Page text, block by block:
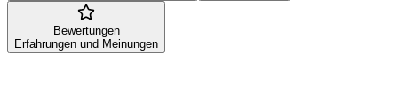
Bewertungen
Erfahrungen und Meinungen